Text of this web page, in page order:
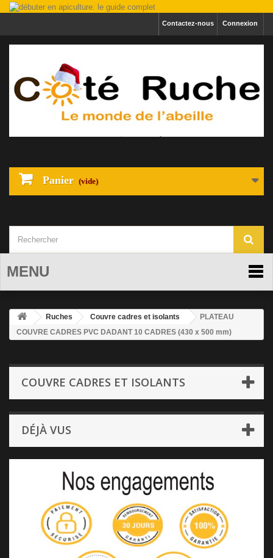
Connexion
Contactez-nous
Panier (vide)
MENU
Ruches Couvre cadres et isolants
PLATEAU
COUVRE CADRES PVC DADANT 10 CADRES (430 x 500 mm)
COUVRE CADRES ET ISOLANTS
DÉJÀ VUS